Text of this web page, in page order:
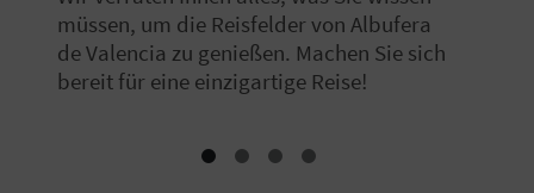
müssen, um die Reisfelder von Albufera
de Valencia zu genießen. Machen Sie sich
bereit für eine einzigartige Reise!